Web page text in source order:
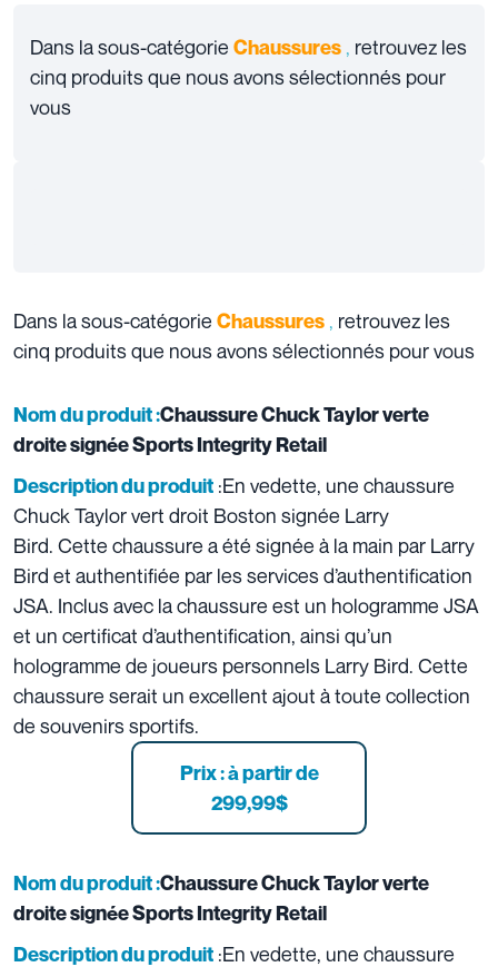
Dans la sous-catégorie Chaussures , retrouvez les
cinq produits que nous avons sélectionnés pour
vous
Dans la sous-catégorie Chaussures , retrouvez les
cinq produits que nous avons sélectionnés pour vous
Nom du produit :Chaussure Chuck Taylor verte
droite signée Sports Integrity Retail
Description du produit :En vedette, une chaussure
Chuck Taylor vert droit Boston signée Larry
Bird. Cette chaussure a été signée à la main par Larry
Bird et authentifiée par les services d’authentification
JSA. Inclus avec la chaussure est un hologramme JSA
et un certificat d’authentification, ainsi qu’un
hologramme de joueurs personnels Larry Bird. Cette
chaussure serait un excellent ajout à toute collection
de souvenirs sportifs.
Prix :à partir de
299,99$
Nom du produit :Chaussure Chuck Taylor verte
droite signée Sports Integrity Retail
Description du produit :En vedette, une chaussure